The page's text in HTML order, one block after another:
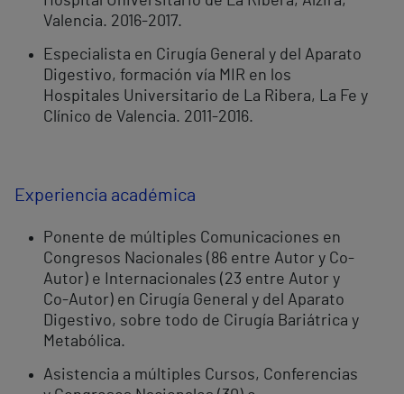
Valencia. 2016-2017.
Especialista en Cirugía General y del Aparato
Digestivo, formación vía MIR en los
Hospitales Universitario de La Ribera, La Fe y
Clínico de Valencia. 2011-2016.
Experiencia académica
Ponente de múltiples Comunicaciones en
Congresos Nacionales (86 entre Autor y Co-
Autor) e Internacionales (23 entre Autor y
Co-Autor) en Cirugía General y del Aparato
Digestivo, sobre todo de Cirugía Bariátrica y
Metabólica.
Asistencia a múltiples Cursos, Conferencias